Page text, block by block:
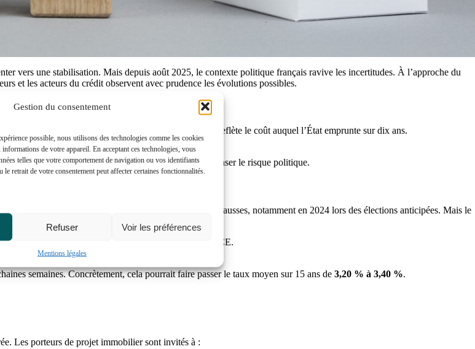
Gestion du consentement
possible, nous utilisons des technologies comme les cookies
de votre appareil. En acceptant ces technologies, vous
telles que votre comportement de navigation ou vos identifiants
le retrait de votre consentement peut affecter certaines fonctionnalités.
Refuser Voir les préférences
Mentions légales
vers une stabilisation. Mais depuis août 2025, le contexte politique français ravive les incertitudes. À l’approche du
et les acteurs du crédit observent avec prudence les évolutions possibles.
du Trésor) 10 ans, un indice de référence qui reflète le coût auquel l’État emprunte sur dix ans.
demandant une meilleure rémunération pour compenser le risque politique.
Jusqu’ici, elles avaient absorbé une partie de ces hausses, notamment en 2024 lors des élections anticipées. Mais le
un an
, stimulé par la baisse des taux directeurs de la BCE.
plus directement les hausses des OAT.
semaines. Concrètement, cela pourrait faire passer le taux moyen sur 15 ans de 3,20 % à 3,40 %.
Les porteurs de projet immobilier sont invités à :